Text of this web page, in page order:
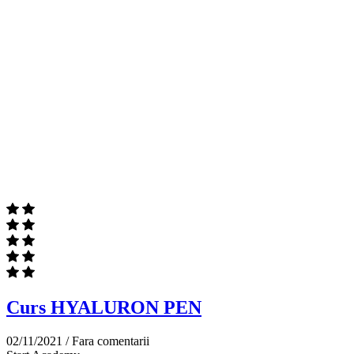
Curs HYALURON PEN
02/11/2021 /Fara comentarii